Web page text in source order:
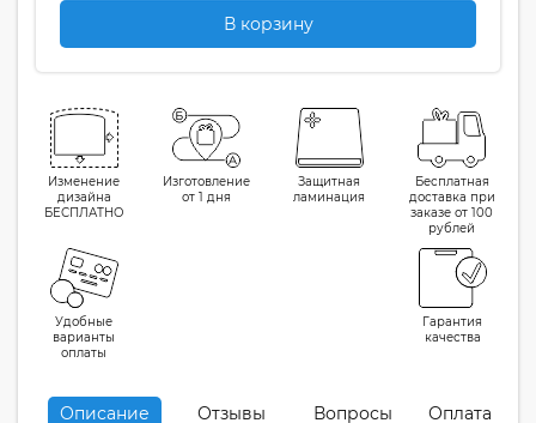
В корзину
Изменение
дизайна
БЕСПЛАТНО
Изготовление
от 1 дня
Защитная
ламинация
Бесплатная
доставка при
заказе от 100
рублей
Удобные
варианты
оплаты
Гарантия
качества
Описание Отзывы Вопросы Оплата